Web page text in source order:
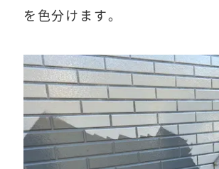
を色分けます。